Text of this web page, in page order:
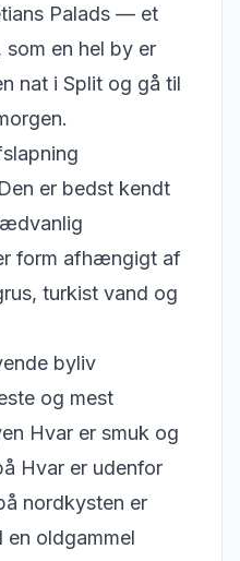
Palads — et
som en hel by er
nat i Split og gå til
er bedst kendt
form afhængigt af
turkist vand og
byliv
og mest
Hvar er smuk og
Hvar er udenfor
nordkysten er
en oldgammel